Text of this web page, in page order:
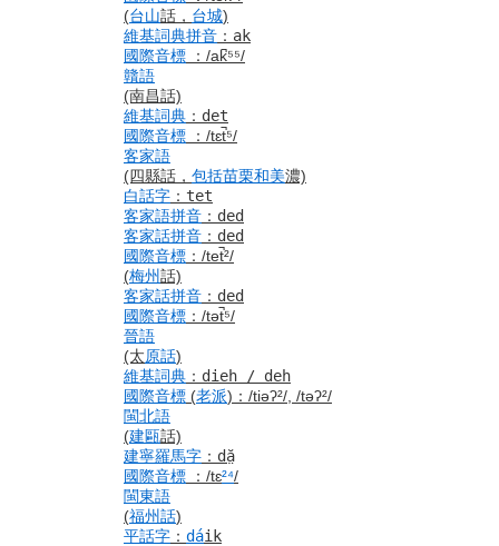
(台山話， 台城)
維基詞典拼音 ： ak
國際音標
： /ak̚⁵⁵/
贛語
(南昌話)
維基詞典 ： det
國際音標
： /tɛt̚⁵/
客家語
(四縣話， 包括苗栗和美濃)
白話字 ： tet
客家語拼音 ： ded
客家話拼音 ： ded
國際音標 ： /tet̚²/
(梅州話)
客家話拼音 ： ded
國際音標 ： /tət̚⁵/
晉語
(太原話)
維基詞典 ： dieh / deh
國際音標 (老派) ： /tiəʔ²/, /təʔ²/
閩北語
(建甌話)
建寧羅馬字 ： dă̤
國際音標
： /tɛ²⁴/
閩東語
(福州話)
平話字 ： dáik